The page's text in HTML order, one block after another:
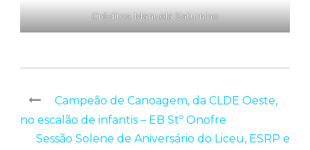
Créditos: Manuela Saturnino
Campeão de Canoagem, da CLDE Oeste,
no escalão de infantis – EB Stº Onofre
Sessão Solene de Aniversário do Liceu, ESRP e